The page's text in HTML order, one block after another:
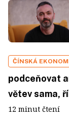
ČÍNSKÁ
podceňovat
větev sama,
12 minut čtení